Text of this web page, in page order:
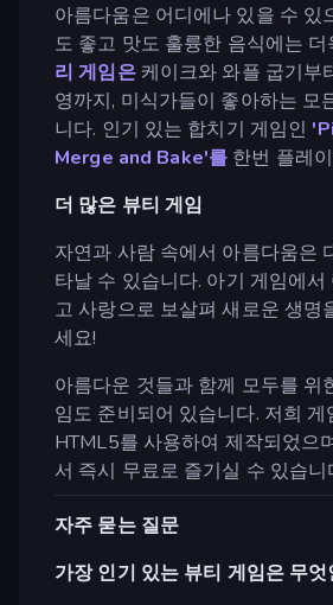
아름다움은 어디에나 있을 수 있
도 좋고 맛도 훌륭한 음식에는
리 게임은케이크와 와플 굽기부
영까지, 미식가들이 좋아하는 모
니다. 인기 있는 합치기 게임인
Merge and Bake'를 한번 플레
더 많은 뷰티 게임
자연과 사람 속에서 아름다움은
타날 수 있습니다. 아기 게임에
고 사랑으로 보살펴 새로운 생명
세요!
아름다운 것들과 함께 모두를 위
임도 준비되어 있습니다. 저희 게
HTML5를 사용하여 제작되었으
서 즉시 무료로 즐기실 수 있습니
자주 묻는 질문
가장 인기 있는 뷰티 게임은 무엇